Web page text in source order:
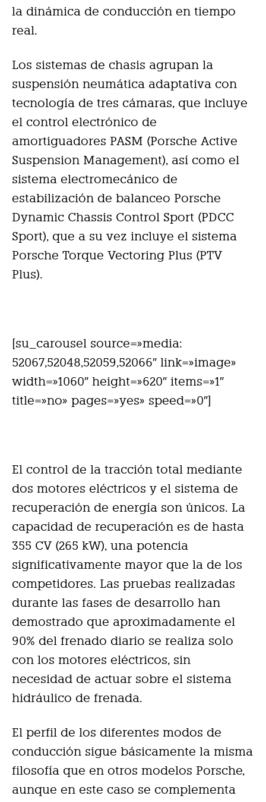
la dinámica de conducción en tiempo
real.
Los sistemas de chasis agrupan la
suspensión neumática adaptativa con
tecnología de tres cámaras, que incluye
el control electrónico de
amortiguadores PASM (Porsche Active
Suspension Management), así como el
sistema electromecánico de
estabilización de balanceo Porsche
Dynamic Chassis Control Sport (PDCC
Sport), que a su vez incluye el sistema
Porsche Torque Vectoring Plus (PTV
Plus).
[su_carousel source=»media:
52067,52048,52059,52066″ link=»image»
width=»1060″ height=»620″ items=»1″
title=»no» pages=»yes» speed=»0″]
El control de la tracción total mediante
dos motores eléctricos y el sistema de
recuperación de energía son únicos. La
capacidad de recuperación es de hasta
355 CV (265 kW), una potencia
significativamente mayor que la de los
competidores. Las pruebas realizadas
durante las fases de desarrollo han
demostrado que aproximadamente el
90% del frenado diario se realiza solo
con los motores eléctricos, sin
necesidad de actuar sobre el sistema
hidráulico de frenada.
El perfil de los diferentes modos de
conducción sigue básicamente la misma
filosofía que en otros modelos Porsche,
aunque en este caso se complementa